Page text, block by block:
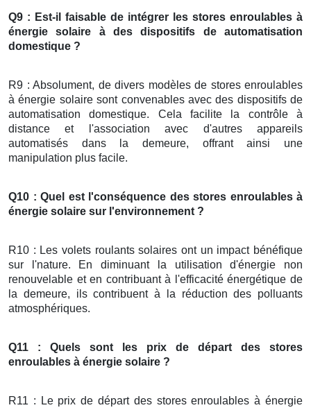
Q9 : Est-il faisable de intégrer les stores enroulables à
énergie solaire à des dispositifs de automatisation
domestique ?
R9 : Absolument, de divers modèles de stores enroulables
à énergie solaire sont convenables avec des dispositifs de
automatisation domestique. Cela facilite la contrôle à
distance et l'association avec d'autres appareils
automatisés dans la demeure, offrant ainsi une
manipulation plus facile.
Q10 : Quel est l'conséquence des stores enroulables à
énergie solaire sur l'environnement ?
R10 : Les volets roulants solaires ont un impact bénéfique
sur l'nature. En diminuant la utilisation d'énergie non
renouvelable et en contribuant à l'efficacité énergétique de
la demeure, ils contribuent à la réduction des polluants
atmosphériques.
Q11 : Quels sont les prix de départ des stores
enroulables à énergie solaire ?
R11 : Le prix de départ des stores enroulables à énergie